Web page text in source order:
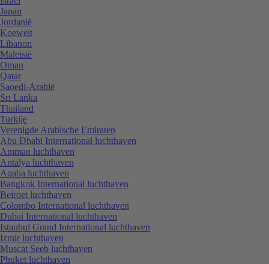
Japan
Jordanië
Koeweit
Libanon
Maleisië
Oman
Qatar
Saoedi-Arabië
Sri Lanka
Thailand
Turkije
Verenigde Arabische Emiraten
Abu Dhabi International luchthaven
Amman luchthaven
Antalya luchthaven
Aqaba luchthaven
Bangkok International luchthaven
Beiroet luchthaven
Colombo International luchthaven
Dubai International luchthaven
Istanbul Grand International luchthaven
Izmir luchthaven
Muscat Seeb luchthaven
Phuket luchthaven